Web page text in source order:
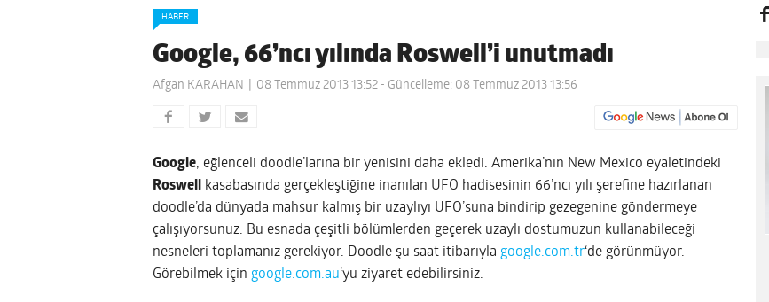
HABER
Google, 66’ncı yılında Roswell’i unutmadı
Afgan KARAHAN 08 Temmuz 2013 13:52 - Güncelleme: 08 Temmuz 2013 13:56
Google, eğlenceli doodle’larına bir yenisini daha ekledi. Amerika’nın New Mexico eyaletindeki
Roswell
kasabasında gerçekleştiğine inanılan UFO hadisesinin 66’ncı yılı şerefine hazırlanan
doodle’da dünyada mahsur kalmış bir uzaylıyı UFO’suna bindirip gezegenine göndermeye
çalışıyorsunuz. Bu esnada çeşitli bölümlerden geçerek uzaylı dostumuzun kullanabileceği
nesneleri toplamanız gerekiyor. Doodle şu saat itibarıyla google.com.tr‘de görünmüyor.
Görebilmek için google.com.au‘yu ziyaret edebilirsiniz.